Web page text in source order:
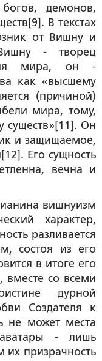
демонов,
В текстах
от Вишну и
- творец
мира, он -
как «высшему
(причиной)
мира, тому,
существ»[11]. Он
и защищаемое,
Его сущность
вечна и
вишнуизм
характер,
разливается
состоя из его
в итоге его
вместе со всеми
дурной
Создателя к
не может места
аватары - лишь
призрачность